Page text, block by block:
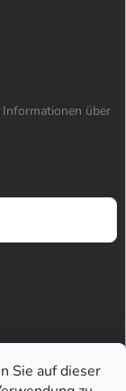
Sie auf dieser
über